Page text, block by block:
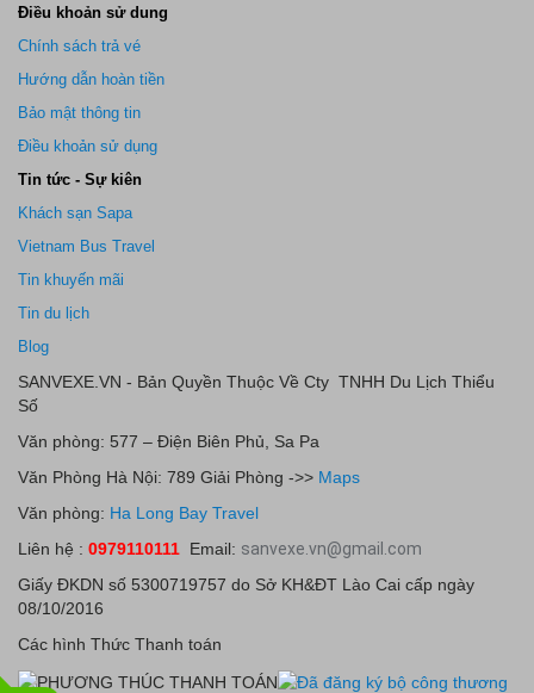
Điều khoản sử dung
Chính sách trả vé
Hướng dẫn hoàn tiền
Bảo mật thông tin
Điều khoản sử dụng
Tin tức - Sự kiên
Khách sạn Sapa
Vietnam Bus Travel
Tin khuyến mãi
Tin du lịch
Blog
SANVEXE.VN - Bản Quyền Thuộc Về Cty TNHH Du Lịch Thiểu
Số
Văn phòng: 577 – Điện Biên Phủ, Sa Pa
Văn Phòng Hà Nội: 789 Giải Phòng ->> Maps
Văn phòng: Ha Long Bay Travel
Liên hệ : 0979110111 Email: sanvexe.vn@gmail.com
Giấy ĐKDN số 5300719757 do Sở KH&ĐT Lào Cai cấp ngày
08/10/2016
Các hình Thức Thanh toán